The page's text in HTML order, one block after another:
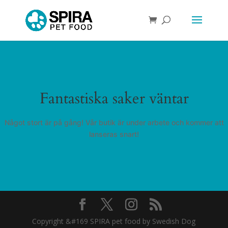
Fantastiska saker väntar
Något stort är på gång! Vår butik är under arbete och kommer att
lanseras snart!
Copyright &#169 SPIRA pet food by Swedish Dog